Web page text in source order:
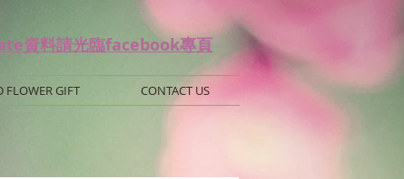
資料請光臨facebook專頁
FLOWER GIFT CONTACT US